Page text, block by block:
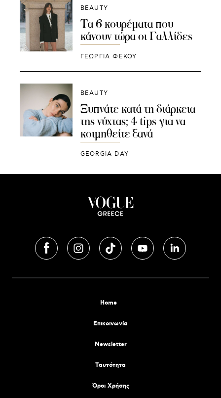
BEAUTY
Τα 6 κουρέματα που
κάνουν τώρα οι Γαλλίδες
ΓΕΩΡΓΙΑ ΦΕΚΟΥ
BEAUTY
Ξυπνάτε κατά τη διάρκεια
της νύχτας; 4 tips για να
κοιμηθείτε ξανά
GEORGIA DAY
Home
Επικοινωνία
Newsletter
Tαυτότητα
Όροι Χρήσης